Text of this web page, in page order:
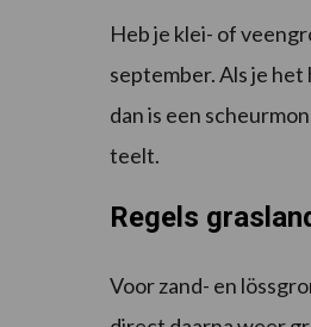
Heb je klei- of
september. Als je
dan is een
teelt.
Regels
Voor zand- en